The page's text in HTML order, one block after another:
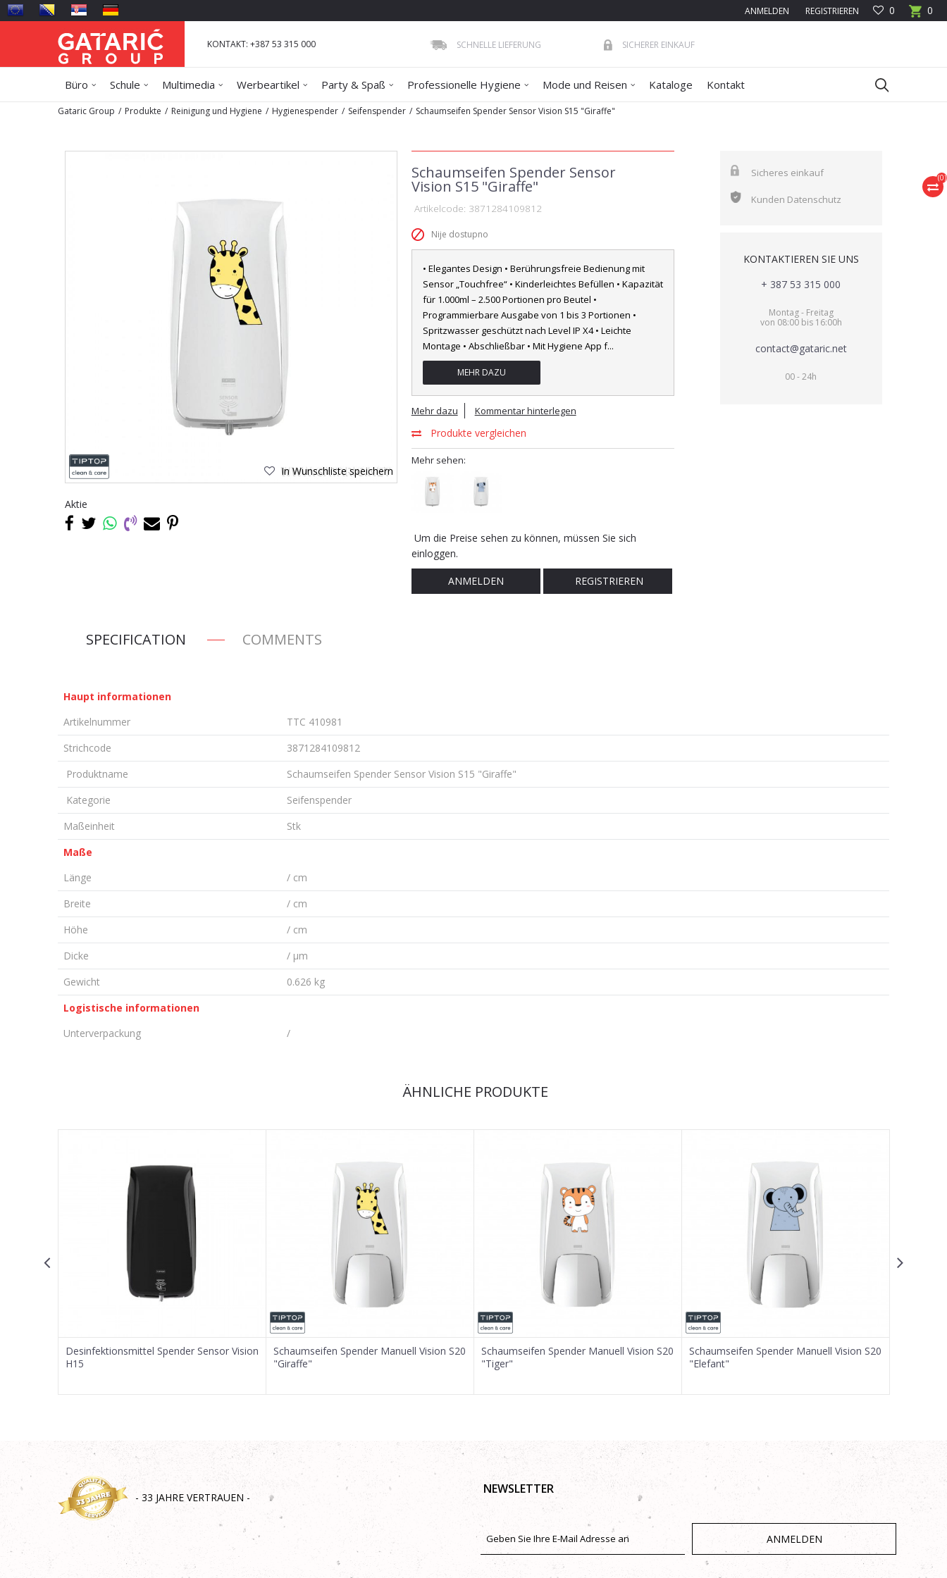
0
0
ANMELDEN REGISTRIEREN
KONTAKT: +387 53 315 000 SCHNELLE LIEFERUNG SICHERER EINKAUF
Büro Schule Multimedia Werbeartikel Party & Spaß Professionelle Hygiene Mode und Reisen Kataloge Kontakt
(0)
Gataric Group Produkte Reinigung und Hygiene Hygienespender Seifenspender Schaumseifen Spender Sensor Vision S15 "Giraffe"
In Wunschliste speichern
Aktie
Schaumseifen Spender Sensor
Vision S15 "Giraffe"
Artikelcode: 3871284109812
Nije dostupno
• Elegantes Design • Berührungsfreie Bedienung mit
Sensor „Touchfree“ • Kinderleichtes Befüllen • Kapazität
für 1.000ml – 2.500 Portionen pro Beutel •
Programmierbare Ausgabe von 1 bis 3 Portionen •
Spritzwasser geschützt nach Level IP X4 • Leichte
Montage • Abschließbar • Mit Hygiene App f...
MEHR DAZU
Mehr dazu Kommentar hinterlegen
Produkte vergleichen
Mehr sehen:
Um die Preise sehen zu können, müssen Sie sich
einloggen.
ANMELDEN REGISTRIEREN
Sicheres einkauf
Kunden Datenschutz
KONTAKTIEREN SIE UNS
+ 387 53 315 000
Montag - Freitag
von 08:00 bis 16:00h
contact@gataric.net
00 - 24h
SPECIFICATION COMMENTS
Haupt informationen
Artikelnummer
TTC 410981
Strichcode
3871284109812
Produktname
Schaumseifen Spender Sensor Vision S15 "Giraffe"
Kategorie
Seifenspender
Maßeinheit
Stk
Maße
Länge
/ cm
Breite
/ cm
Höhe
/ cm
Dicke
/ µm
Gewicht
0.626 kg
Logistische informationen
Unterverpackung
/
ÄHNLICHE PRODUKTE
Desinfektionsmittel Spender Sensor Vision
H15
Schaumseifen Spender Manuell Vision S20
"Giraffe"
Schaumseifen Spender Manuell Vision S20
"Tiger"
Schaumseifen Spender Manuell Vision S20
"Elefant"
- 33 JAHRE VERTRAUEN -
NEWSLETTER
ANMELDEN